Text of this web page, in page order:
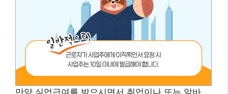
만약 실업급여를 받으시면서 취업이나 또는 알바